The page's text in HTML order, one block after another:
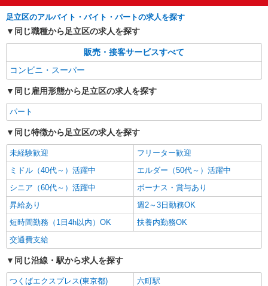
足立区のアルバイト・バイト・パートの求人を探す
同じ職種から足立区の求人を探す
販売・接客サービスすべて
コンビニ・スーパー
同じ雇用形態から足立区の求人を探す
パート
同じ特徴から足立区の求人を探す
未経験歓迎
フリーター歓迎
ミドル（40代～）活躍中
エルダー（50代～）活躍中
シニア（60代～）活躍中
ボーナス・賞与あり
昇給あり
週2～3日勤務OK
短時間勤務（1日4h以内）OK
扶養内勤務OK
交通費支給
同じ沿線・駅から求人を探す
つくばエクスプレス(東京都) 六町駅